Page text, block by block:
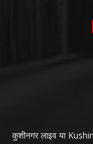
कुशीनगर लाइव या